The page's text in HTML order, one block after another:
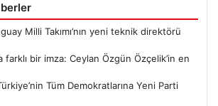
Milli Takımı’nın yeni teknik direktörü
farklı bir imza: Ceylan Özgün Özçelik’in en
Tüm Demokratlarına Yeni Parti